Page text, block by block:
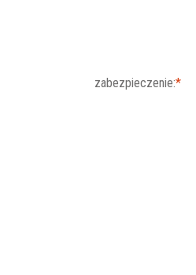
zabezpieczenie:*